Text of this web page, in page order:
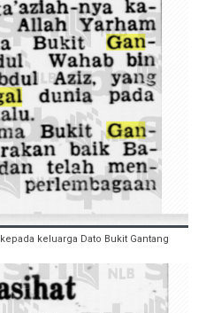
kepada keluarga Dato Bukit Gantang